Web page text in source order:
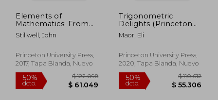
Elements of
Mathematics: From
Euclid to Goedel (en
Inglés)
Stillwell, John
Princeton University Press,
2017, Tapa Blanda, Nuevo
Trigonometric
Delights (Princeton
Science Library) (en
Inglés)
Maor, Eli
Princeton University Press,
2020, Tapa Blanda, Nuevo